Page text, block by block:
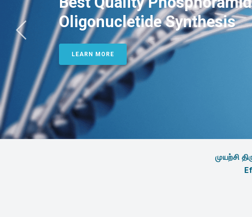
Oligonucletide Synthesis
LEARN MORE
முயற்சி